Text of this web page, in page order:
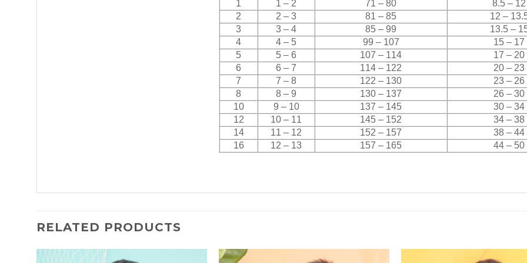
1 1 – 2 71 – 80
8.5 – 12
2
2 – 3 81 – 85
12 –
3
3 – 4 85 – 99
13.5 –
4
4 – 5 99 – 107
15 – 17
5
5 – 6 107 – 114
17 – 20
6
6 – 7 114 – 122
20 – 23
7
7 – 8 122 – 130
23 – 26
8
8 – 9 130 – 137
26 – 30
10
9 – 10 137 – 145
30 – 34
12
10 – 11 145 – 152
34 – 38
14
11 – 12 152 – 157
38 – 44
16
12 – 13 157 – 165 44 – 50
RELATED PRODUCTS